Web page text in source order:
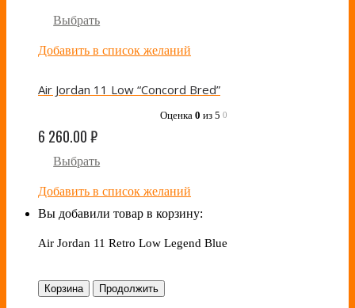
Выбрать
Добавить в список желаний
Air Jordan 11 Low “Concord Bred”
Оценка 0 из 5 0
6 260.00₽
Выбрать
Добавить в список желаний
Вы добавили товар в корзину:
Air Jordan 11 Retro Low Legend Blue
Корзина Продолжить